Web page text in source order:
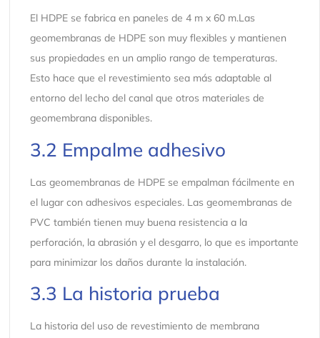
El HDPE se fabrica en paneles de 4 m x 60 m.Las
geomembranas de HDPE son muy flexibles y mantienen
sus propiedades en un amplio rango de temperaturas.
Esto hace que el revestimiento sea más adaptable al
entorno del lecho del canal que otros materiales de
geomembrana disponibles.
3.2 Empalme adhesivo
Las geomembranas de HDPE se empalman fácilmente en
el lugar con adhesivos especiales. Las geomembranas de
PVC también tienen muy buena resistencia a la
perforación, la abrasión y el desgarro, lo que es importante
para minimizar los daños durante la instalación.
3.3 La historia prueba
La historia del uso de revestimiento de membrana